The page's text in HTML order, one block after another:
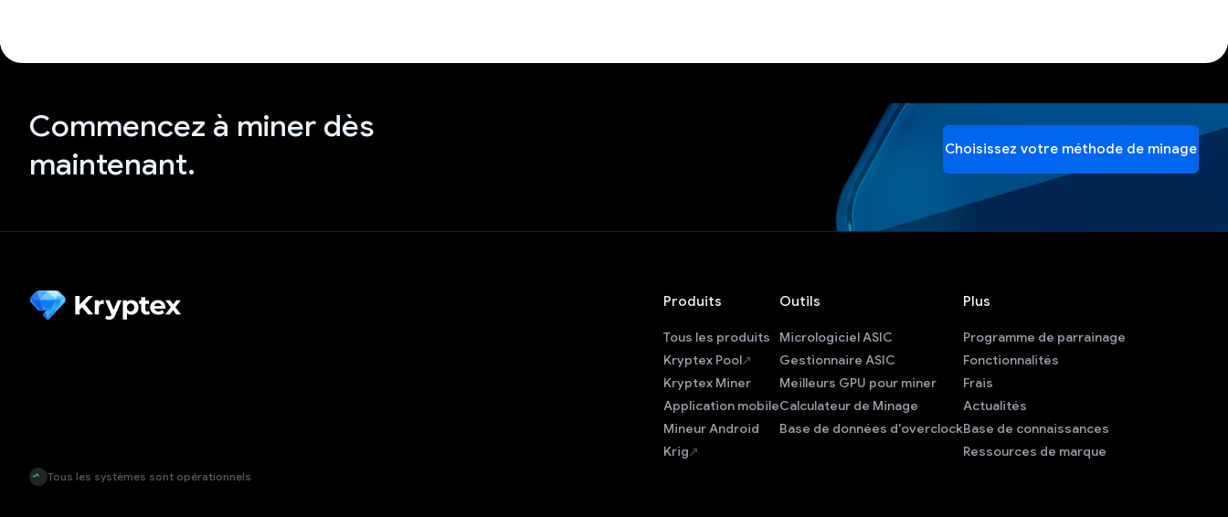
Commencez à miner dès
maintenant.
Choisissez votre méthode de minage
Tous les systèmes sont opérationnels
Produits
Tous les produits
Kryptex Pool
Kryptex Miner
Application mobile
Mineur Android
Krig
Outils
Micrologiciel ASIC
Gestionnaire ASIC
Meilleurs GPU pour miner
Calculateur de Minage
Base de données d'overclock
Plus
Programme de parrainage
Fonctionnalités
Frais
Actualités
Base de connaissances
Ressources de marque